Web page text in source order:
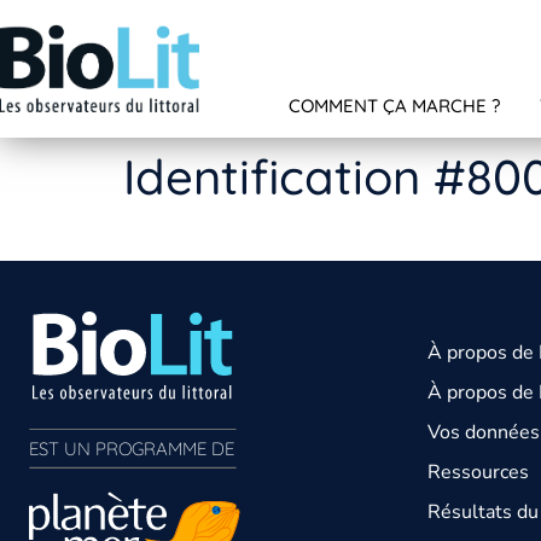
COMMENT ÇA MARCHE ?
Identification
EST UN PROGRAMME DE
À propos de
À propos de
Vos
Ressources
Résultats